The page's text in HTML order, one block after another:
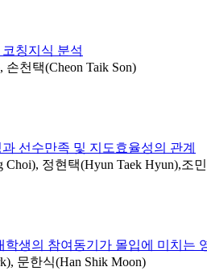
칭지식 분석
손천택(Cheon Taik Son)
선수만족 및 지도효율성의 관계
Choi), 정현택(Hyun Taek Hyun),조
학생의 참여동기가 몰입에 미치는
문한식(Han Shik Moon)